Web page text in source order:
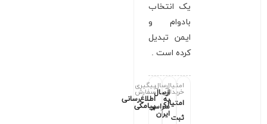
یک انتخاب
بادوام و
ایمن تبدیل
کرده است .
امتیاز
خریداران
امتیازی
ثبت
ارسال
ارسال
به
سراسر
ایران
پیگیری
سفارش
اطلاع‌رسانی
پیامکی